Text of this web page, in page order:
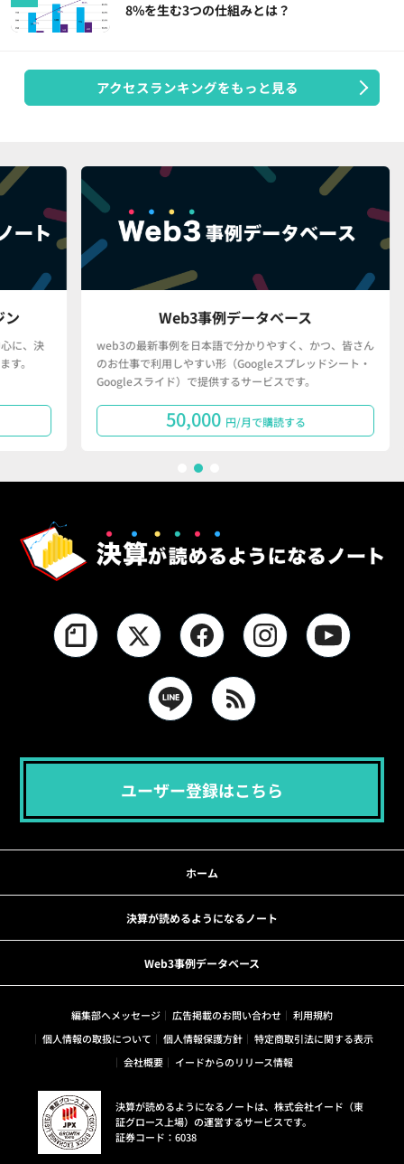
8%を生む3つの仕組みとは？
アクセスランキングをもっと見る
Web3事例データベース
web3の最新事例を日本語で分かりやすく、かつ、皆さん
のお仕事で利用しやすい形（Googleスプレッドシート・
Googleスライド）で提供するサービスです。
50,000 円/月で購読する
ユーザー登録はこちら
ホーム
決算が読めるようになるノート
Web3事例データベース
編集部へメッセージ 広告掲載のお問い合わせ
利用規約
個人情報の取扱について
個人情報保護方針
特定商取引法に関する表示
会社概要
イードからのリリース情報
決算が読めるようになるノートは、株式会社イード（東
証グロース上場）の運営するサービスです。
証券コード：6038